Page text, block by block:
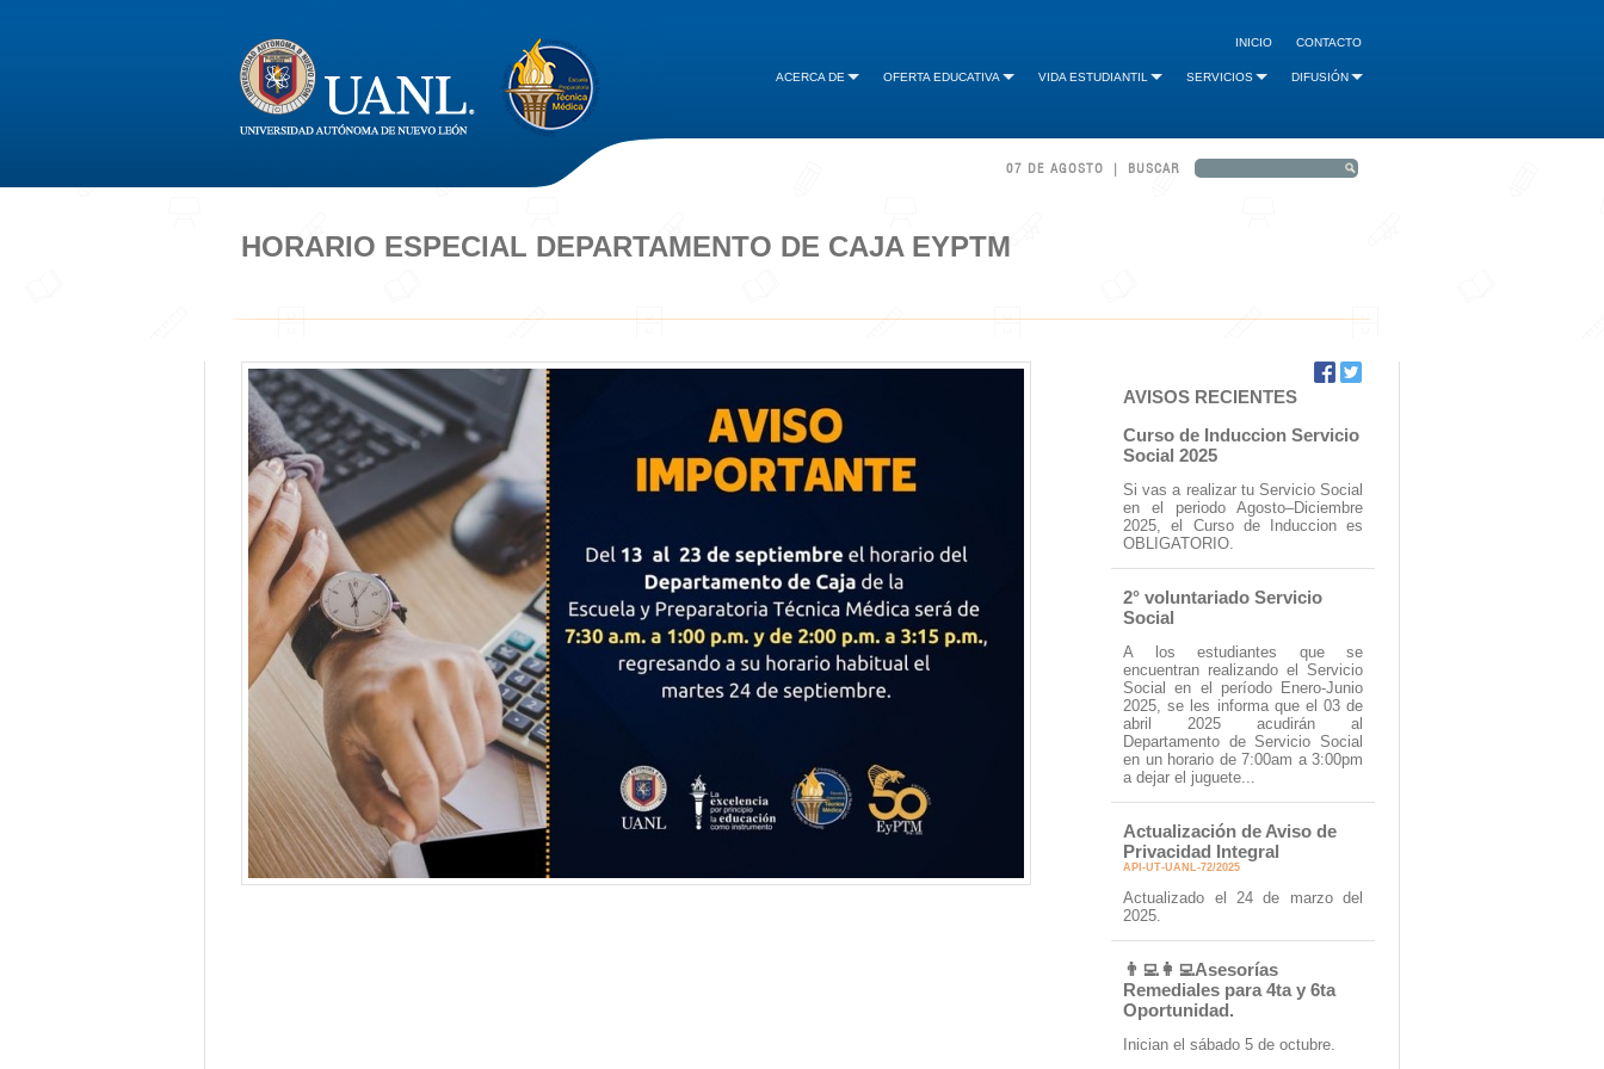
INICIO CONTACTO
ACERCA DE OFERTA EDUCATIVA VIDA ESTUDIANTIL SERVICIOS DIFUSIÓN
07 DE AGOSTO | BUSCAR
HORARIO ESPECIAL DEPARTAMENTO DE CAJA EYPTM
AVISOS RECIENTES
Curso de Induccion Servicio
Social 2025
Si vas a realizar tu Servicio Social
en el periodo Agosto–Diciembre
2025, el Curso de Induccion es
OBLIGATORIO.
2° voluntariado Servicio
Social
A los estudiantes que se
encuentran realizando el Servicio
Social en el período Enero-Junio
2025, se les informa que el 03 de
abril 2025 acudirán al
Departamento de Servicio Social
en un horario de 7:00am a 3:00pm
a dejar el juguete...
Actualización de Aviso de
Privacidad Integral
API-UT-UANL-72/2025
Actualizado el 24 de marzo del
2025.
👨‍💻👩‍💻Asesorías
Remediales para 4ta y 6ta
Oportunidad.
Inician el sábado 5 de octubre.